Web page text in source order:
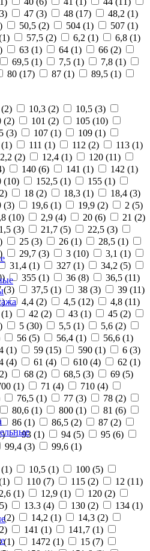
) 47 (3) 48 (17) 48,2 (1)
) 50,5 (2) 504 (1) 507 (1)
1) 57,5 (2) 6,2 (1) 6,8 (1)
) 63 (1) 64 (1) 66 (2)
69,5 (1) 7,5 (1) 7,8 (1)
80 (17) 87 (1) 89,5 (1)
2) 10,3 (2) 10,5 (3)
(2) 101 (2) 105 (10)
(3) 107 (1) 109 (1)
1) 111 (1) 112 (2) 113 (1)
(2) 12,4 (1) 120 (11)
) 140 (6) 141 (1) 142 (1)
(10) 152,5 (1) 155 (1)
2) 18 (2) 18,3 (1) 18,4 (3)
(3) 19,6 (1) 19,9 (2) 2 (5)
(10) 2,9 (4) 20 (6) 21 (2)
(3) 21,7 (5) 22,5 (3)
) 25 (3) 26 (1) 28,5 (1)
) 29,7 (3) 3 (10) 3,1 (1)
31,4 (1) 327 (1) 34,2 (5)
) 355 (1) 36 (8) 36,5 (11)
(3) 37,5 (1) 38 (3) 39 (11)
) 4,4 (2) 4,5 (12) 4,8 (11)
1) 42 (2) 43 (1) 45 (2)
) 5 (30) 5,5 (1) 5,6 (2)
56 (5) 56,4 (1) 56,6 (1)
(1) 59 (15) 590 (1) 6 (3)
(4) 61 (4) 610 (4) 62 (1)
2) 68 (2) 68,5 (3) 69 (5)
(1) 71 (4) 710 (4)
76,5 (1) 77 (3) 78 (2)
80,6 (1) 800 (1) 81 (6)
86 (1) 86,5 (2) 87 (2)
) 93 (1) 94 (5) 95 (6)
99,4 (3) 99,6 (1)
1) 10,5 (1) 100 (5)
1) 110 (7) 115 (2) 12 (11)
(1) 12,9 (1) 120 (2)
5) 13.3 (4) 130 (2) 134 (1)
(2) 14,2 (1) 14,3 (2)
2) 141 (1) 141,7 (1)
(1) 1472 (1) 15 (7)